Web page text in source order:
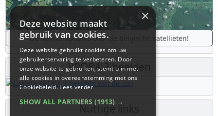
De laatste updates over de Belgische satellieten!
PROBA 2 beelden
Nuttige links
×
Deze website maakt
gebruik van cookies.
Deze website gebruikt cookies om uw
gebruikerservaring te verbeteren. Door
onze website te gebruiken, stemt u in met
alle cookies in overeenstemming met ons
Cookiebeleid.Lees verder
SHOW ALL PARTNERS (1913) →